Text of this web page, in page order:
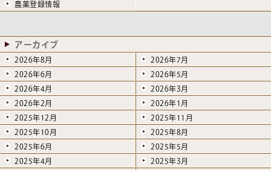
農薬登録情報
アーカイブ
2026年8月
2026年7月
2026年6月
2026年5月
2026年4月
2026年3月
2026年2月
2026年1月
2025年12月
2025年11月
2025年10月
2025年8月
2025年6月
2025年5月
2025年4月
2025年3月